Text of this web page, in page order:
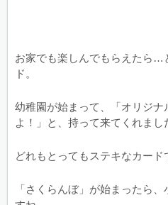
お家でも楽しんでもらえたら…
ド。
幼稚園が始まって、「オリジナ
よ！」と、持って来てくれまし
どれもとってもステキなカード
「さくらんぼ」が始まったら